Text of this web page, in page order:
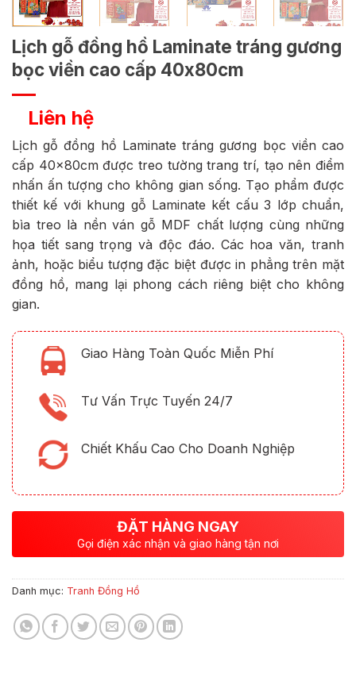
Lịch gỗ đồng hồ Laminate tráng gương
bọc viền cao cấp 40x80cm
Liên hệ
Lịch gỗ đồng hồ Laminate tráng gương bọc viền cao
cấp 40x80cm được treo tường trang trí, tạo nên điểm
nhấn ấn tượng cho không gian sống. Tạo phẩm được
thiết kế với khung gỗ Laminate kết cấu 3 lớp chuẩn,
bìa treo là nền ván gỗ MDF chất lượng cùng những
họa tiết sang trọng và độc đáo. Các hoa văn, tranh
ảnh, hoặc biểu tượng đặc biệt được in phẳng trên mặt
đồng hồ, mang lại phong cách riêng biệt cho không
gian.
Giao Hàng Toàn Quốc Miễn Phí
Tư Vấn Trực Tuyến 24/7
Chiết Khấu Cao Cho Doanh Nghiệp
ĐẶT HÀNG NGAY
Gọi điện xác nhận và giao hàng tận nơi
Danh mục: Tranh Đồng Hồ